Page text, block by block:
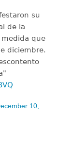
su
de la
que
diciembre.
10,